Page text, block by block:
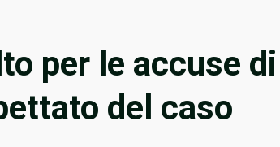
per le accuse di
del caso